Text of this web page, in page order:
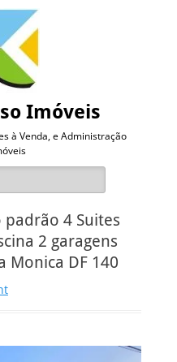
Imóveis
à Venda, e Administração
padrão 4 Suites
2 garagens
Monica DF 140